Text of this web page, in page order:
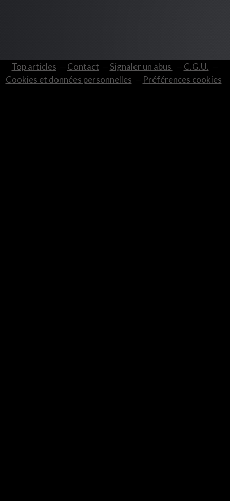
Top articles Contact Signaler un abus
C.G.U.
Cookies et données personnelles
Préférences cookies